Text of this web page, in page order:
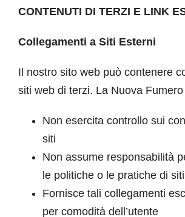
CONTENUTI DI TERZI E LINK
Collegamenti a Siti Esterni
Il nostro sito web può contenere
siti web di terzi. La Nuova
Non esercita controllo sui
siti
Non assume responsabilità
le politiche o le pratiche di
Fornisce tali collegamenti
per comodità dell’utente